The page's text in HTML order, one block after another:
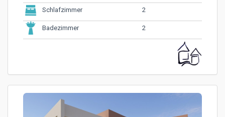
Schlafzimmer 2
Badezimmer 2